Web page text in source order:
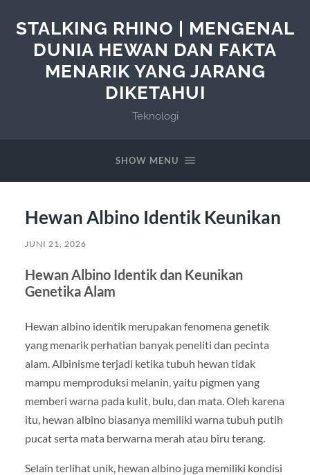
STALKING RHINO | MENGENAL
DUNIA HEWAN DAN FAKTA
MENARIK YANG JARANG
DIKETAHUI
Teknologi
SHOW MENU
Hewan Albino Identik Keunikan
JUNI 21, 2026
Hewan Albino Identik dan Keunikan
Genetika Alam
Hewan albino identik merupakan fenomena genetik
yang menarik perhatian banyak peneliti dan pecinta
alam. Albinisme terjadi ketika tubuh hewan tidak
mampu memproduksi melanin, yaitu pigmen yang
memberi warna pada kulit, bulu, dan mata. Oleh karena
itu, hewan albino biasanya memiliki warna tubuh putih
pucat serta mata berwarna merah atau biru terang.
Selain terlihat unik, hewan albino juga memiliki kondisi